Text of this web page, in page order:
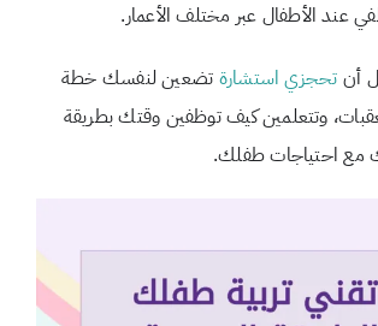
عند الأطفال عبر مختلف الأعمار.
أن تحجزي استشارة تضعين لنفسك خطة
وتتعلمين كيف توظفين وقتك بطريقة
مع احتياجات طفلك.